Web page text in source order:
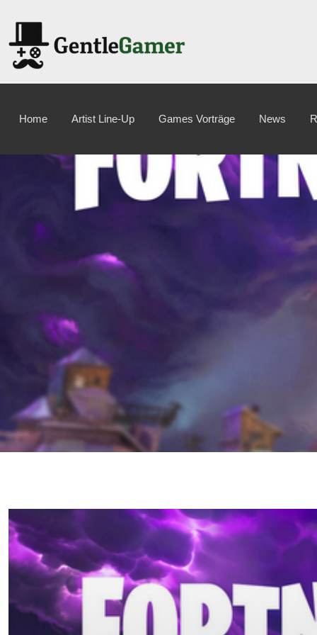
Home Artist Line-Up Games Vorträge News